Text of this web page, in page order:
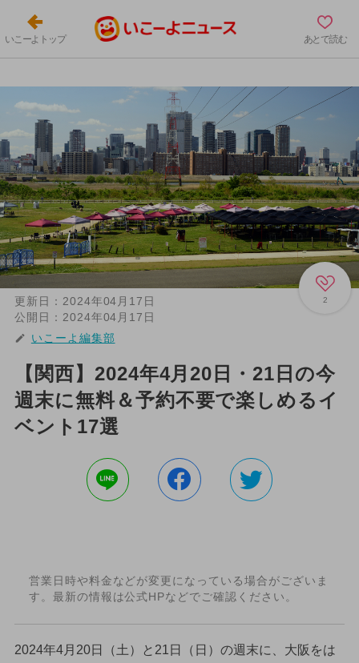
いこーよトップ あとで読む
2
更新日： 2024年04月17日
公開日： 2024年04月17日
いこーよ編集部
【関西】2024年4月20日・21日の今
週末に無料＆予約不要で楽しめるイ
ベント17選
営業日時や料金などが変更になっている場合がございま
す。最新の情報は公式HPなどでご確認ください。
2024年4月20日（土）と21日（日）の週末に、大阪をは